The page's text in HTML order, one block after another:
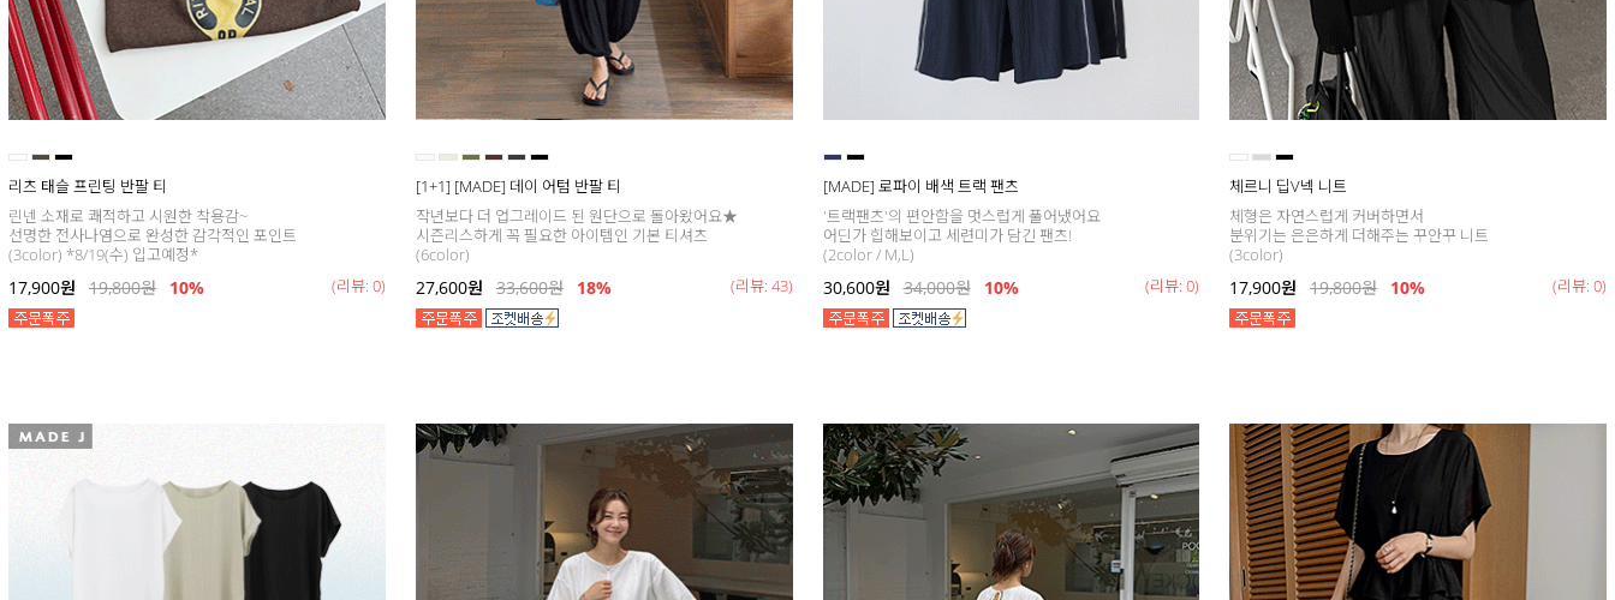
리츠 태슬 프린팅 반팔 티
린넨 소재로 쾌적하고 시원한 착용감~
선명한 전사나염으로 완성한 감각적인 포인트
(3color) *8/19(수) 입고예정*
17,900원 19,800원 10% (리뷰: 0)
[1+1] [MADE] 데이 어텀 반팔 티
작년보다 더 업그레이드 된 원단으로 돌아왔어요★
시즌리스하게 꼭 필요한 아이템인 기본 티셔츠
(6color)
27,600원 33,600원 18% (리뷰: 43)
[MADE] 로파이 배색 트랙 팬츠
'트랙팬츠'의 편안함을 멋스럽게 풀어냈어요
어딘가 힙해보이고 세련미가 담긴 팬츠!
(2color / M,L)
30,600원 34,000원 10% (리뷰: 0)
체르니 딥V넥 니트
체형은 자연스럽게 커버하면서
분위기는 은은하게 더해주는 꾸안꾸 니트
(3color)
17,900원 19,800원 10% (리뷰: 0)